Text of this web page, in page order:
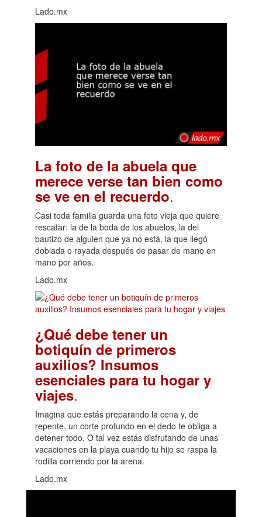
Lado.mx
La foto de la abuela que
merece verse tan bien como
se ve en el recuerdo.
Casi toda familia guarda una foto vieja que quiere
rescatar: la de la boda de los abuelos, la del
bautizo de alguien que ya no está, la que llegó
doblada o rayada después de pasar de mano en
mano por años.
Lado.mx
¿Qué debe tener un
botiquín de primeros
auxilios? Insumos
esenciales para tu hogar y
viajes.
Imagina que estás preparando la cena y, de
repente, un corte profundo en el dedo te obliga a
detener todo. O tal vez estás disfrutando de unas
vacaciones en la playa cuando tu hijo se raspa la
rodilla corriendo por la arena.
Lado.mx